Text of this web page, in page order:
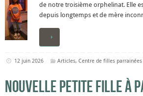
de notre troisième orphelinat. Elle
depuis longtemps et de mère
12 juin 2026 Articles, Centre de filles parrainées
Nouvelle petite fille à